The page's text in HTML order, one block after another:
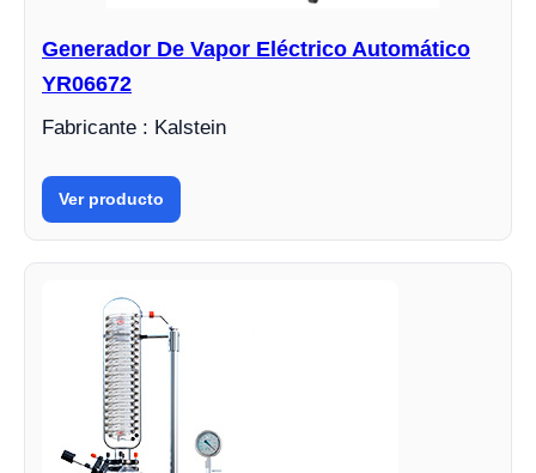
Generador De Vapor Eléctrico Automático
YR06672
Fabricante : Kalstein
Ver producto